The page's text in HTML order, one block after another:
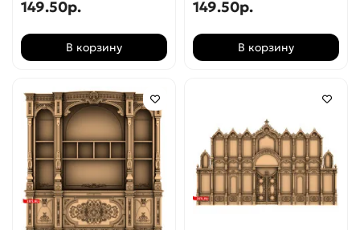
Кресты
Кронштейны
Мебель
Нарды
Панели
149.50р.
В корзину
149.50р.
В корзину